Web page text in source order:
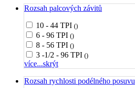
Rozsah palcových závitů
10 - 44 TPI ()
6 - 96 TPI ()
8 - 56 TPI ()
3 -1/2 - 96 TPI ()
více...skrýt
Rozsah rychlosti podélného posuvu